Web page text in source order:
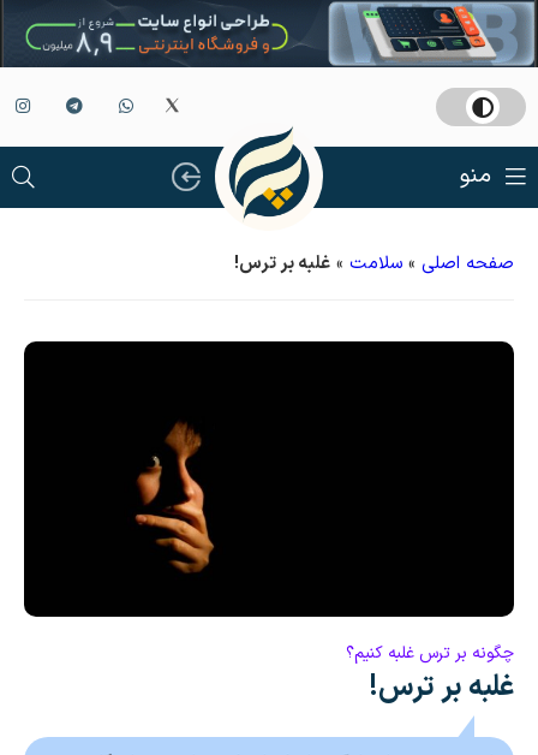
منو
صفحه اصلی » سلامت » غلبه بر ترس!
چگونه بر ترس غلبه کنیم؟
غلبه بر ترس!